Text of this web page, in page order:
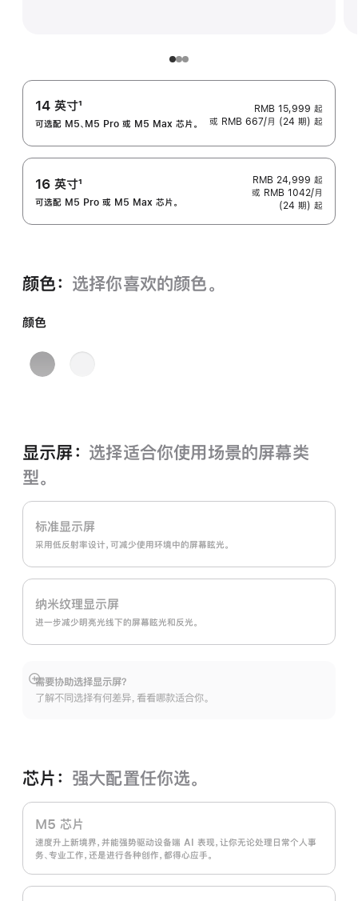
14 英寸
脚
1
可选配 M5、M5 Pro 或 M5 Max 芯片。
RMB 15,999 起
或 RMB 667/月 (24 期) 起
16 英寸
脚
1
可选配 M5 Pro 或 M5 Max 芯片。
RMB 24,999 起
或 RMB 1042/月
(24 期) 起
颜色： 选择你喜欢的颜色。
颜色
深
空
银
显示屏： 选择适合你使用场景的屏幕类
型。
标准显示屏
采用低反射率设计，可减少使用环境中的屏幕眩光。
纳米纹理显示屏
进一步减少明亮光线下的屏幕眩光和反光。
需要协助选择显示屏？
了解不同选择有何差异，看看哪款适合你。
展
开
芯片： 强大配置任你选。
M5 芯片
速度升上新境界，并能强势驱动设备端 AI 表现，让你无论处理日常个人事
务、专业工作，还是进行各种创作，都得心应手。